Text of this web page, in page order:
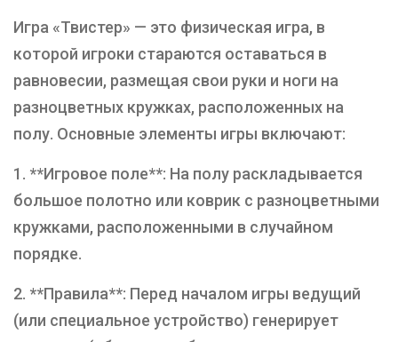
Игра «Твистер» — это физическая игра, в
которой игроки стараются оставаться в
равновесии, размещая свои руки и ноги на
разноцветных кружках, расположенных на
полу. Основные элементы игры включают:
1. **Игровое поле**: На полу раскладывается
большое полотно или коврик с разноцветными
кружками, расположенными в случайном
порядке.
2. **Правила**: Перед началом игры ведущий
(или специальное устройство) генерирует